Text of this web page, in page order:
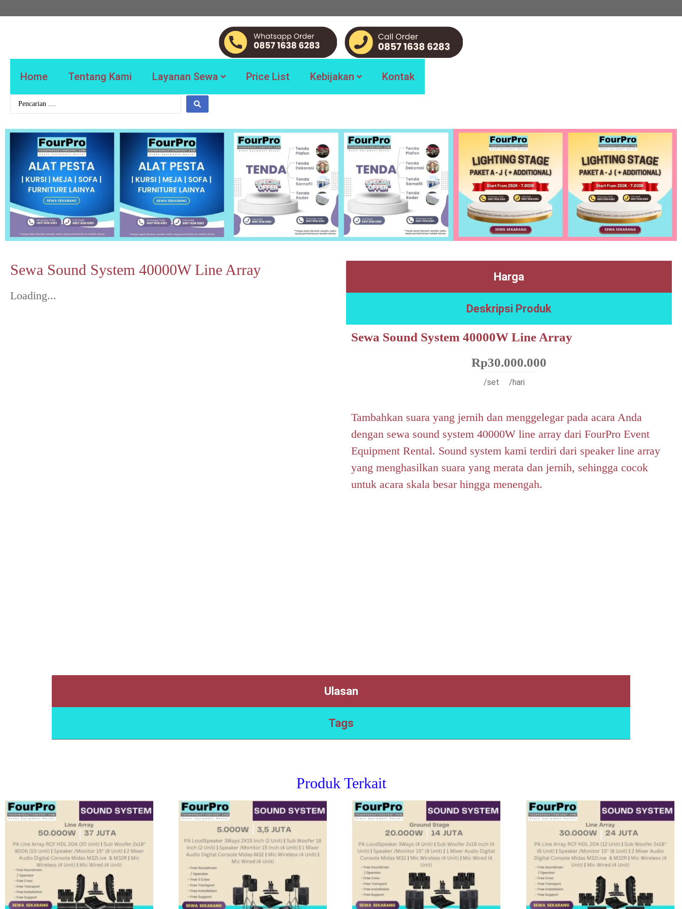
Home Tentang Kami Layanan Sewa Price List Kebijakan Kontak
Sewa Sound System 40000W Line Array
Loading...
Harga
Deskripsi Produk
Sewa Sound System 40000W Line Array
Rp30.000.000
/set /hari
Tambahkan suara yang jernih dan menggelegar pada acara Anda
dengan sewa sound system 40000W line array dari FourPro Event
Equipment Rental. Sound system kami terdiri dari speaker line array
yang menghasilkan suara yang merata dan jernih, sehingga cocok
untuk acara skala besar hingga menengah.
Ulasan
Tags
Produk Terkait